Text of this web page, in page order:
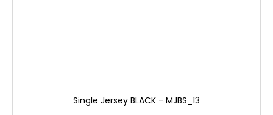
Single Jersey BLACK - MJBS_13